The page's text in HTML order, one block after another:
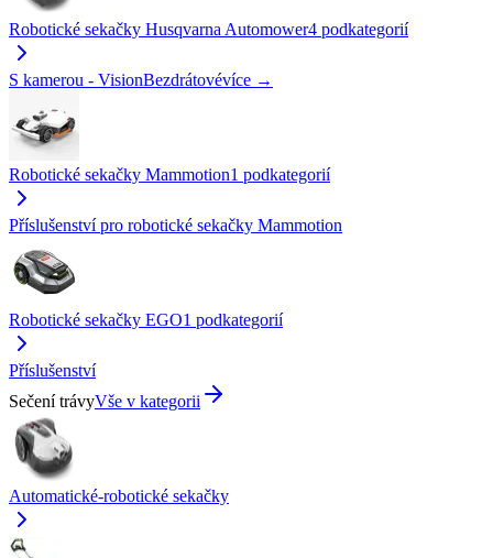
Robotické sekačky Husqvarna Automower4 podkategorií
S kamerou - VisionBezdrátovévíce →
Robotické sekačky Mammotion1 podkategorií
Příslušenství pro robotické sekačky Mammotion
Robotické sekačky EGO1 podkategorií
Příslušenství
Sečení trávyVše v kategorii
Automatické-robotické sekačky